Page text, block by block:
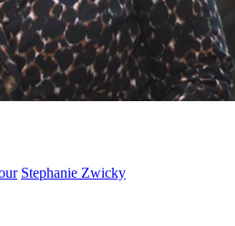
Stephanie Zwicky